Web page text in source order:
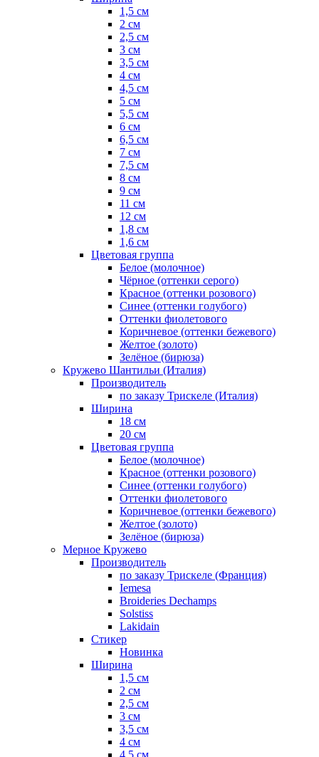
1,5 см
2 см
2,5 см
3 см
3,5 см
4 см
4,5 см
5 см
5,5 см
6 см
6,5 см
7 см
7,5 см
8 см
9 см
11 см
12 см
1,8 см
1,6 см
Цветовая группа
Белое (молочное)
Чёрное (оттенки серого)
Красное (оттенки розового)
Синее (оттенки голубого)
Оттенки фиолетового
Коричневое (оттенки бежевого)
Желтое (золото)
Зелёное (бирюза)
Кружево Шантильи (Италия)
Производитель
по заказу Трискеле (Италия)
Ширина
18 см
20 см
Цветовая группа
Белое (молочное)
Красное (оттенки розового)
Синее (оттенки голубого)
Оттенки фиолетового
Коричневое (оттенки бежевого)
Желтое (золото)
Зелёное (бирюза)
Мерное Кружево
Производитель
по заказу Трискеле (Франция)
Iemesa
Broideries Dechamps
Solstiss
Lakidain
Стикер
Новинка
Ширина
1,5 см
2 см
2,5 см
3 см
3,5 см
4 см
4,5 см